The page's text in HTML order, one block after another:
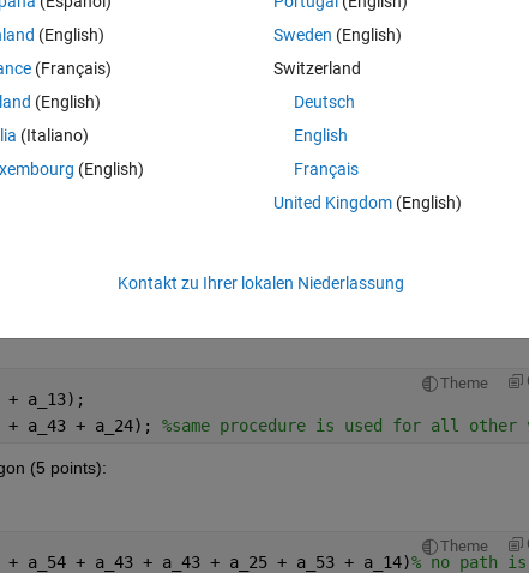
= -0.3; % a_23 = -a_32 (same for all other scores)
considered, we would have (direct + indirect):
paiwsie scores between all points are known,
Theme
+ a_13);
+ a_43 + a_24); %same procedure is used for all
(5 points):
Theme
a_54 + a_43 + a_43 + a_25 + a_53 + a_14)% no path
(English)
(Français)
(English)
(Italiano)
(English)
Sweden (English)
Switzerland
Deutsch
English
Français
United Kingdom(English)
Kontakt zu Ihrer lokalen Niederlassung